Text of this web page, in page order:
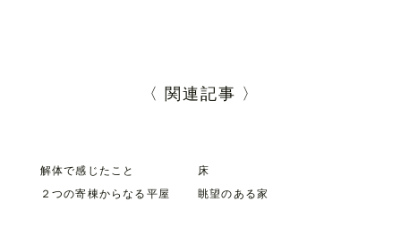
〈 関連記事 〉
解体で感じたこと
床
２つの寄棟からなる平屋
眺望のある家